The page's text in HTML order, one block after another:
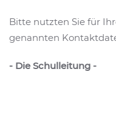
Bitte nutzten Sie für
genannten
- Die Schulleitung -